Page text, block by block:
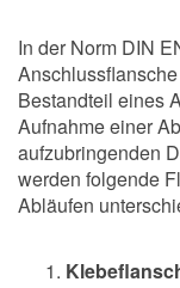
In der Norm DIN
Bestandteil eines
Aufnahme einer
aufzubringenden
werden folgende
Abläufen